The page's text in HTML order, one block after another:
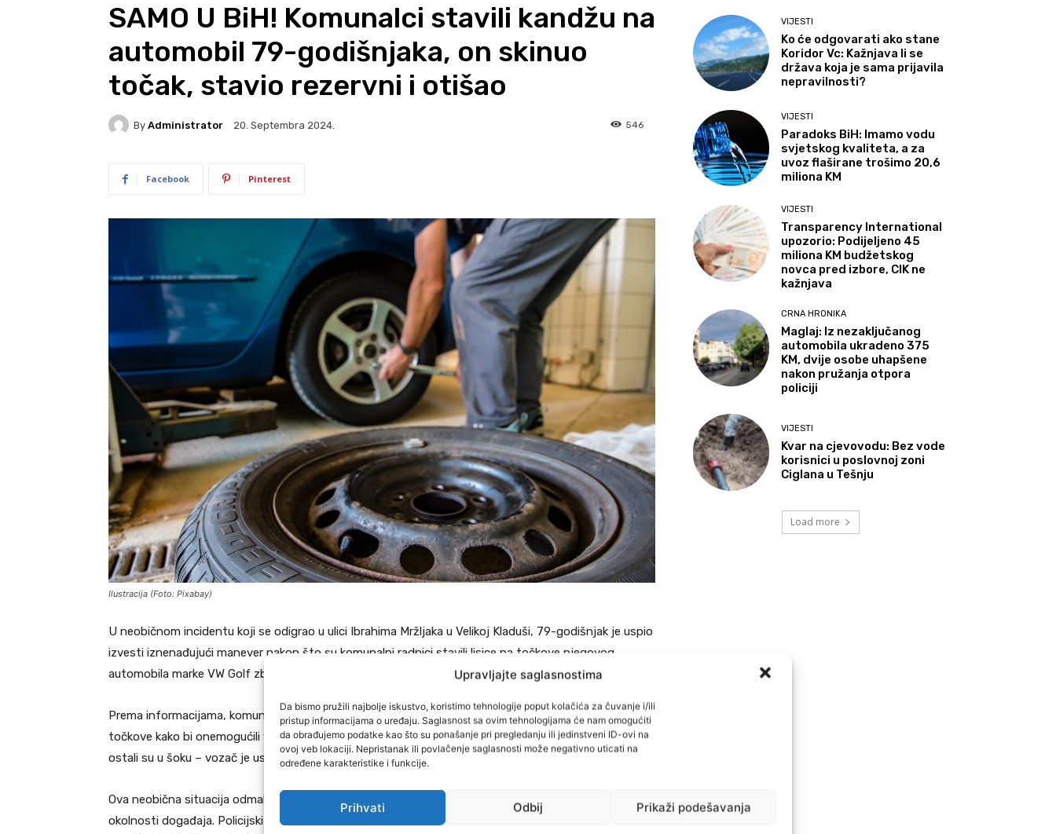
Upravljajte saglasnostima
Da bismo pružili najbolje iskustvo, koristimo tehnologije poput kolačića za čuvanje i/ili
pristup informacijama o uređaju. Saglasnost sa ovim tehnologijama će nam omogućiti
da obrađujemo podatke kao što su ponašanje pri pregledanju ili jedinstveni ID-ovi na
ovoj veb lokaciji. Nepristanak ili povlačenje saglasnosti može negativno uticati na
određene karakteristike i funkcije.
Prihvati Odbij Prikaži podešavanja
SAMO U BiH! Komunalci stavili kandžu na
automobil 79-godišnjaka, on skinuo
točak, stavio rezervni i otišao
By Administrator 20. Septembra 2024. 546
Facebook Pinterest
Ilustracija (Foto: Pixabay)
U neobičnom incidentu koji se odigrao u ulici Ibrahima Mržljaka u Velikoj Kladuši, 79-godišnjak je uspio
izvesti iznenađujući manever nakon što su komunalni radnici stavili lisice na točkove njegovog
automobila marke VW Golf zbog nepropisnog parkiranja.
Prema informacijama, komunalni radnici su primijetili nepropisno parkirani automobil i stavili lisice na
točkove kako bi onemogućili vozača da ga pomjeri. Međutim, kada su se vratili da provjere situaciju,
ostali su u šoku – vozač je uspio skinuti “zaključani točak, postaviti rezervni i napustiti parking.
Ova neobična situacija odmah je prijavljena policiji, koja je pokrenula istragu kako bi utvrdila sve
okolnosti događaja. Policijski službenici će provjeriti da li je vozač imao neku vrstu dozvole za ovakvo
VIJESTI
Ko će odgovarati ako stane
Koridor Vc: Kažnjava li se
država koja je sama prijavila
nepravilnosti?
VIJESTI
Paradoks BiH: Imamo vodu
svjetskog kvaliteta, a za
uvoz flaširane trošimo 20,6
miliona KM
VIJESTI
Transparency International
upozorio: Podijeljeno 45
miliona KM budžetskog
novca pred izbore, CIK ne
kažnjava
CRNA HRONIKA
Maglaj: Iz nezaključanog
automobila ukradeno 375
KM, dvije osobe uhapšene
nakon pružanja otpora
policiji
VIJESTI
Kvar na cjevovodu: Bez vode
korisnici u poslovnoj zoni
Ciglana u Tešnju
Load more